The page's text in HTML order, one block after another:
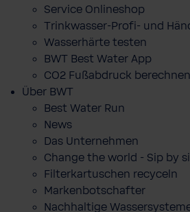
Service Onlineshop
Trinkwasser-Profi- und
Wasserhärte testen
BWT Best Water App
CO2 Fußabdruck berechnen
Über BWT
Best Water Run
News
Das Unternehmen
Change the world - Sip by
Filterkartuschen recyceln
Markenbotschafter
Nachhaltige